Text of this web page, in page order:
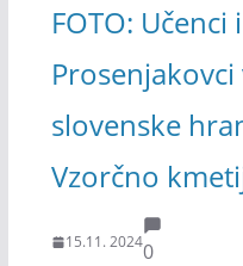
FOTO:
Prosenjakovci
slovenske
Vzorčno
15.11. 20240